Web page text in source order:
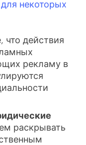
некоторых
что действия
рекламу в
раскрывать